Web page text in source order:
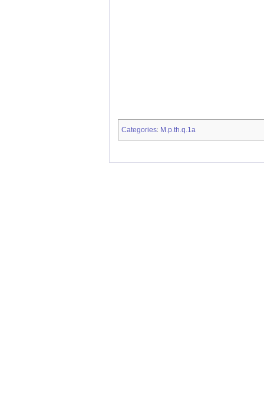
Categories: M.p.th.q.1a